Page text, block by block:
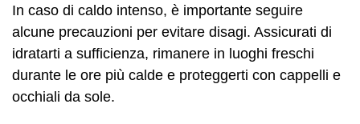
In caso di caldo intenso, è importante seguire
alcune precauzioni per evitare disagi. Assicurati di
idratarti a sufficienza, rimanere in luoghi freschi
durante le ore più calde e proteggerti con cappelli e
occhiali da sole.